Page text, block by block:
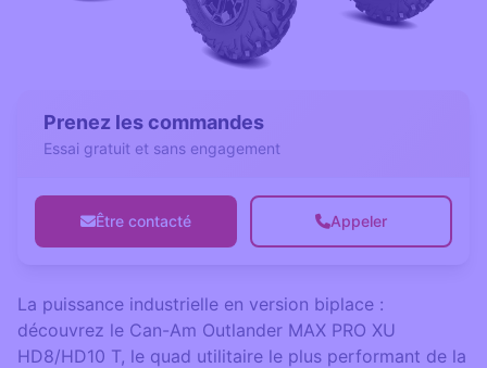
Prenez les commandes
Essai gratuit et sans engagement
Être contacté Appeler
La puissance industrielle en version biplace :
découvrez le Can-Am Outlander MAX PRO XU
HD8/HD10 T, le quad utilitaire le plus performant de la